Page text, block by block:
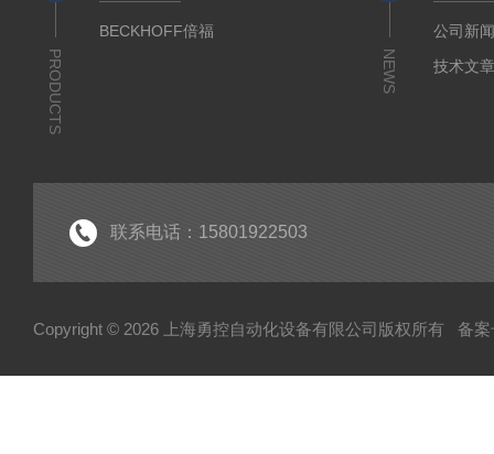
PRODUCTS
BECKHOFF倍福
NEWS
公司新
技术文
联系电话：15801922503
Copyright © 2026 上海勇控自动化设备有限公司版权所有 备案